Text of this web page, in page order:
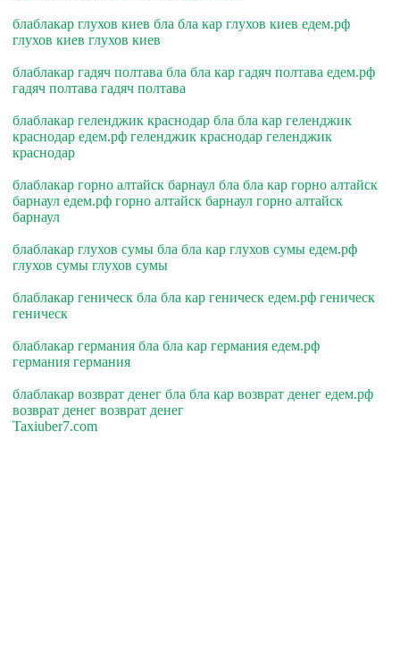
блаблакар глухов киев бла бла кар глухов киев едем.рф
глухов киев глухов киев
блаблакар гадяч полтава бла бла кар гадяч полтава едем.рф
гадяч полтава гадяч полтава
блаблакар геленджик краснодар бла бла кар геленджик
краснодар едем.рф геленджик краснодар геленджик
краснодар
блаблакар горно алтайск барнаул бла бла кар горно алтайск
барнаул едем.рф горно алтайск барнаул горно алтайск
барнаул
блаблакар глухов сумы бла бла кар глухов сумы едем.рф
глухов сумы глухов сумы
блаблакар геническ бла бла кар геническ едем.рф геническ
геническ
блаблакар германия бла бла кар германия едем.рф
германия германия
блаблакар возврат денег бла бла кар возврат денег едем.рф
возврат денег возврат денег
Taxiuber7.com